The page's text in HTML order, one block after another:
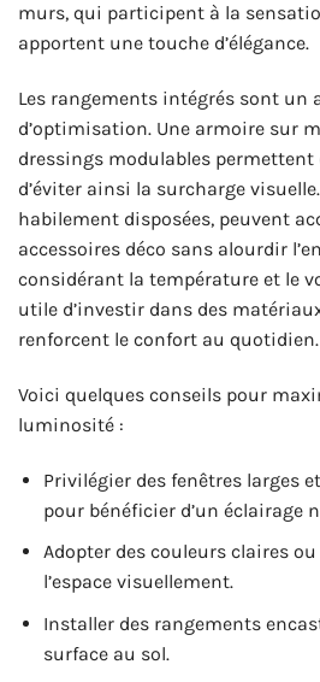
murs, qui participent à la
apportent une touche d’élégance.
Les rangements intégrés sont un
d’optimisation. Une armoire sur
dressings modulables permettent
d’éviter ainsi la surcharge
habilement disposées, peuvent
accessoires déco sans alourdir
considérant la température et le
utile d’investir dans des
renforcent le confort au quotidien.
Voici quelques conseils pour
luminosité :
Privilégier des fenêtres larges
pour bénéficier d’un éclairage
Adopter des couleurs claires
l’espace visuellement.
Installer des rangements
surface au sol.